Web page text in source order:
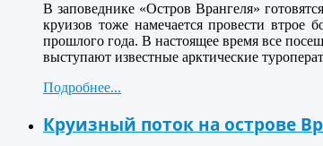
В заповеднике «Остров Врангеля»
круизов тоже намечается провести втрое
прошлого года. В настоящее время все
выступают известные арктические
Подробнее...
Круизный поток на острове